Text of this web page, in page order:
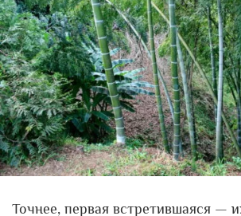
Точнее, первая встретившаяся —